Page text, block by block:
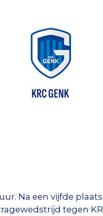
KRC GENK
Na een vijfde
tegen